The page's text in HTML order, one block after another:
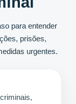
para entender
prisões,
urgentes.